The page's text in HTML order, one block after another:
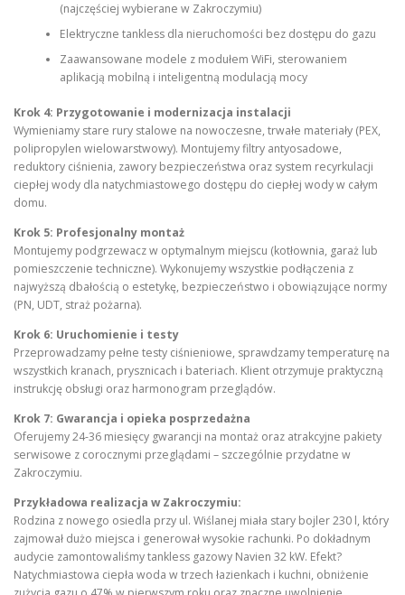
(najczęściej wybierane w Zakroczymiu)
Elektryczne tankless dla nieruchomości bez dostępu do gazu
Zaawansowane modele z modułem WiFi, sterowaniem
aplikacją mobilną i inteligentną modulacją mocy
Krok 4: Przygotowanie i modernizacja instalacji
Wymieniamy stare rury stalowe na nowoczesne, trwałe materiały (PEX,
polipropylen wielowarstwowy). Montujemy filtry antyosadowe,
reduktory ciśnienia, zawory bezpieczeństwa oraz system recyrkulacji
ciepłej wody dla natychmiastowego dostępu do ciepłej wody w całym
domu.
Krok 5: Profesjonalny montaż
Montujemy podgrzewacz w optymalnym miejscu (kotłownia, garaż lub
pomieszczenie techniczne). Wykonujemy wszystkie podłączenia z
najwyższą dbałością o estetykę, bezpieczeństwo i obowiązujące normy
(PN, UDT, straż pożarna).
Krok 6: Uruchomienie i testy
Przeprowadzamy pełne testy ciśnieniowe, sprawdzamy temperaturę na
wszystkich kranach, prysznicach i bateriach. Klient otrzymuje praktyczną
instrukcję obsługi oraz harmonogram przeglądów.
Krok 7: Gwarancja i opieka posprzedażna
Oferujemy 24-36 miesięcy gwarancji na montaż oraz atrakcyjne pakiety
serwisowe z corocznymi przeglądami – szczególnie przydatne w
Zakroczymiu.
Przykładowa realizacja w Zakroczymiu:
Rodzina z nowego osiedla przy ul. Wiślanej miała stary bojler 230 l, który
zajmował dużo miejsca i generował wysokie rachunki. Po dokładnym
audycie zamontowaliśmy tankless gazowy Navien 32 kW. Efekt?
Natychmiastowa ciepła woda w trzech łazienkach i kuchni, obniżenie